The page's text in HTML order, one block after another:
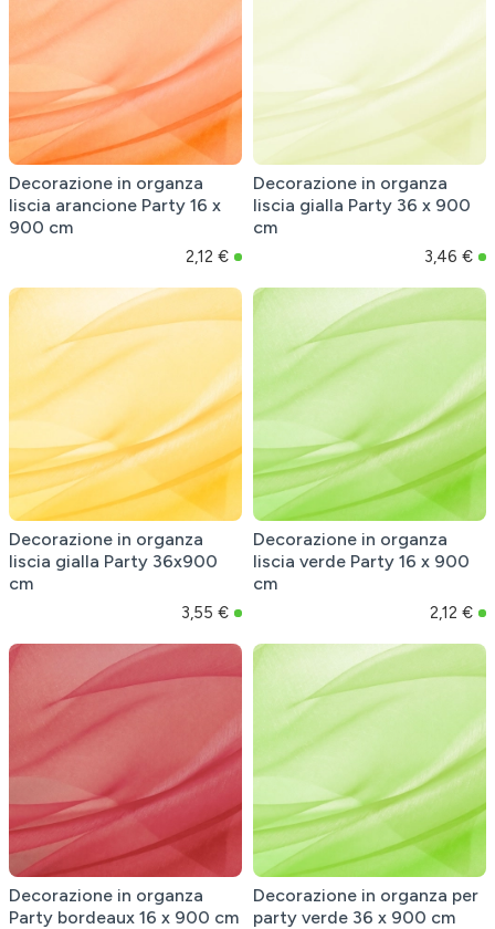
Decorazione in organza
liscia arancione Party 16 x
900 cm
2,12 €
Decorazione in organza
liscia gialla Party 36 x 900
cm
3,46 €
Decorazione in organza
liscia gialla Party 36x900
cm
3,55 €
Decorazione in organza
liscia verde Party 16 x 900
cm
2,12 €
Decorazione in organza
Party bordeaux 16 x 900 cm
Decorazione in organza per
party verde 36 x 900 cm